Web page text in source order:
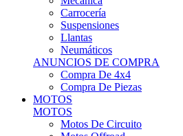
Carrocería
Suspensiones
Llantas
Neumáticos
ANUNCIOS DE COMPRA
Compra De 4x4
Compra De Piezas
MOTOS
MOTOS
Motos De Circuito